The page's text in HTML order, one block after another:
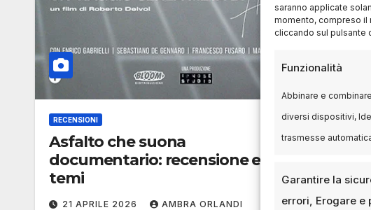
saranno applicate
momento, compreso il
cliccando sul pulsante
Funzionalità
Abbinare e
diversi dispositivi,
trasmesse
Garantire la
errori, Erogare e
RECENSIONI
Asfalto che suona
documentario: recensione e
temi
21 APRILE 2026 AMBRA ORLANDI